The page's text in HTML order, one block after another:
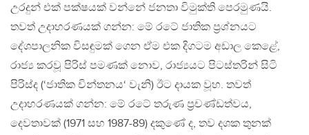
උරදුන් එක් පක්ෂයක් වන්නේ ජනතා විමුක්ති පෙරමුණයි.
තවත් උදාහරණයක් ගන්න: මේ රටේ ජාතික ප්‍රශ්නයට
දේශපාලනික විසඳුමක් ගෙන ඒම එක දිගටම අඩාල කෙළේ,
රාජ්‍ය කරවූ පිරිස් පමණක් නොව, රාජ්‍යයට පිටස්තරින් සිටි
පිරිස්ද (‘ජාතික චින්තනය‘ වැනි) ඊට දායක වූහ. තවත්
උදාහරණයක් ගන්න: මේ රටේ තරුණ ප්‍රචණ්ඩත්වය,
දෙවතාවක් (1971 සහ 1987-89) දකුණේ ද, තව දශක තුනක්